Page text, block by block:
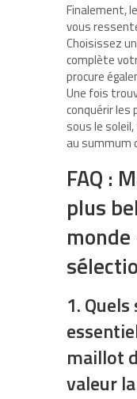
Finalement,
vous
Choisissez
complète
procure
Une fois
conquérir les
sous le
au summum
FAQ :
plus
1.
maillot
valeur